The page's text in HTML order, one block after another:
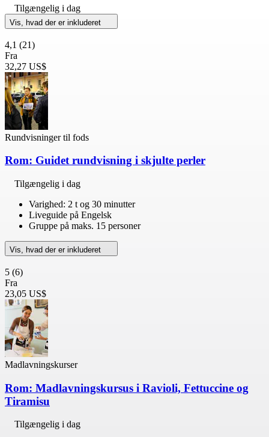
Tilgængelig i dag
Vis, hvad der er inkluderet
4,1 (21)
Fra
32,27 US$
Rundvisninger til fods
Rom: Guidet rundvisning i skjulte perler
Tilgængelig i dag
Varighed: 2 t og 30 minutter
Liveguide på Engelsk
Gruppe på maks. 15 personer
Vis, hvad der er inkluderet
5 (6)
Fra
23,05 US$
Madlavningskurser
Rom: Madlavningskursus i Ravioli, Fettuccine og
Tiramisu
Tilgængelig i dag